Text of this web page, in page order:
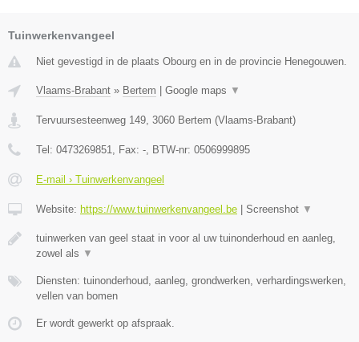
Tuinwerkenvangeel
Niet gevestigd in de plaats Obourg en in de provincie Henegouwen.
Vlaams-Brabant » Bertem Google maps ▼
Tervuursesteenweg 149, 3060 Bertem (Vlaams-Brabant)
Tel: 0473269851, Fax: -, BTW-nr: 0506999895
E-mail › Tuinwerkenvangeel
Website: https://www.tuinwerkenvangeel.be Screenshot ▼
tuinwerken van geel staat in voor al uw tuinonderhoud en aanleg,
zowel als ▼
Diensten: tuinonderhoud, aanleg, grondwerken, verhardingswerken,
vellen van bomen
Er wordt gewerkt op afspraak.